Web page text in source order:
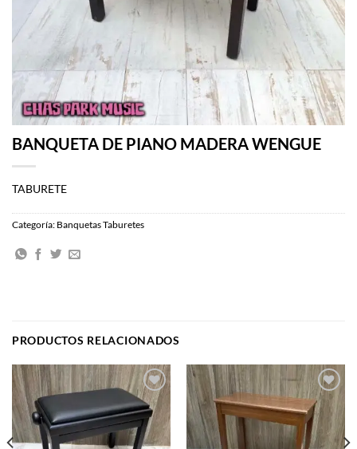
BANQUETA DE PIANO MADERA WENGUE
TABURETE
Categoría: Banquetas Taburetes
PRODUCTOS RELACIONADOS
Agregar
a la
lista de
deseos
Agregar
a la
lista de
deseos